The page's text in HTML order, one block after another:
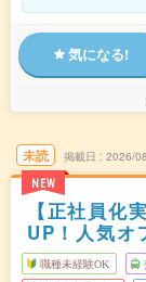
気になる!
未読
NEW
掲載日 2026/
【正社員化
UP！人気オ
職種未経験OK